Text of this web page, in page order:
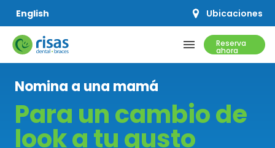
English Ubicaciones
menu Reserva
ahora
PRECIOS Y OFERTAS
Nomina a una mamá
Para un cambio de
look a tu gusto